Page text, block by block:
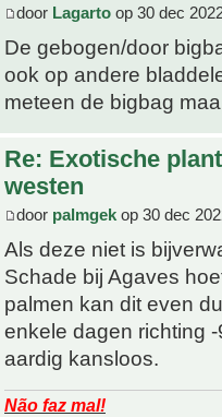
door Lagarto op 30 dec
De gebogen/door
ook op andere
meteen de bigbag
Re: Exotische
westen
door palmgek op 30 dec
Als deze niet is
Schade bij Agaves
palmen kan dit even
enkele dagen richting
aardig kansloos.
Não faz mal!